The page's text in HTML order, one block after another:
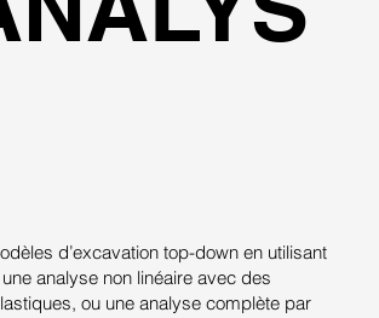
d’excavation top-down en utilisant
une analyse non linéaire avec des
ou une analyse complète par